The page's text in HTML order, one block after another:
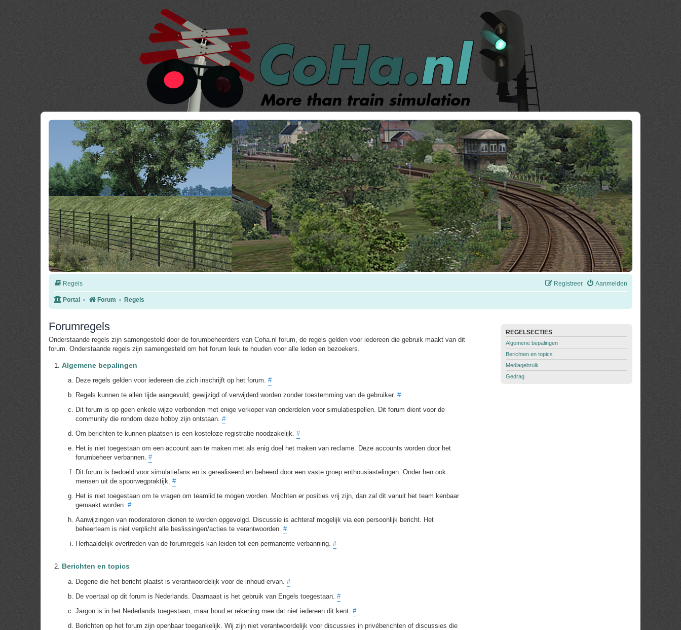
Regels Aanmelden
Registreer
Portal Forum Regels
REGELSECTIES
Algemene bepalingen
Berichten en topics
Mediagebruik
Gedrag
Forumregels
Onderstaande regels zijn samengesteld door de forumbeheerders van Coha.nl forum, de regels gelden voor iedereen die gebruik maakt van dit
forum. Onderstaande regels zijn samengesteld om het forum leuk te houden voor alle leden en bezoekers.
Algemene bepalingen
Deze regels gelden voor iedereen die zich inschrijft op het forum. #
Regels kunnen te allen tijde aangevuld, gewijzigd of verwijderd worden zonder toestemming van de gebruiker. #
Dit forum is op geen enkele wijze verbonden met enige verkoper van onderdelen voor simulatiespellen. Dit forum dient voor de
community die rondom deze hobby zijn ontstaan. #
Om berichten te kunnen plaatsen is een kosteloze registratie noodzakelijk. #
Het is niet toegestaan om een account aan te maken met als enig doel het maken van reclame. Deze accounts worden door het
forumbeheer verbannen. #
Dit forum is bedoeld voor simulatiefans en is gerealiseerd en beheerd door een vaste groep enthousiastelingen. Onder hen ook
mensen uit de spoorwegpraktijk. #
Het is niet toegestaan om te vragen om teamlid te mogen worden. Mochten er posities vrij zijn, dan zal dit vanuit het team kenbaar
gemaakt worden. #
Aanwijzingen van moderatoren dienen te worden opgevolgd. Discussie is achteraf mogelijk via een persoonlijk bericht. Het
beheerteam is niet verplicht alle beslissingen/acties te verantwoorden. #
Herhaaldelijk overtreden van de forumregels kan leiden tot een permanente verbanning. #
Berichten en topics
Degene die het bericht plaatst is verantwoordelijk voor de inhoud ervan. #
De voertaal op dit forum is Nederlands. Daarnaast is het gebruik van Engels toegestaan. #
Jargon is in het Nederlands toegestaan, maar houd er rekening mee dat niet iedereen dit kent. #
Berichten op het forum zijn openbaar toegankelijk. Wij zijn niet verantwoordelijk voor discussies in privéberichten of discussies die